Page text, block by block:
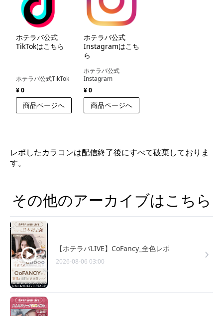
ホテラバ公式
TikTokはこちら
ホテラバ公式TikTok
¥ 0
商品ページへ
ホテラバ公式
Instagramはこち
ら
ホテラバ公式
Instagram
¥ 0
商品ページへ
レポしたカラコンは配信終了後にすべて破棄しておりま
す。
その他のアーカイブはこちら
【ホテラバLIVE】CoFancy_全色レポ
2026-08-06 03:00